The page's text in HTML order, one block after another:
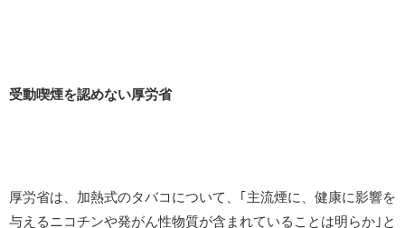
受動喫煙を認めない厚労省
厚労省は、加熱式のタバコについて、｢主流煙に、健康に影響を
与えるニコチンや発がん性物質が含まれていることは明らか｣と